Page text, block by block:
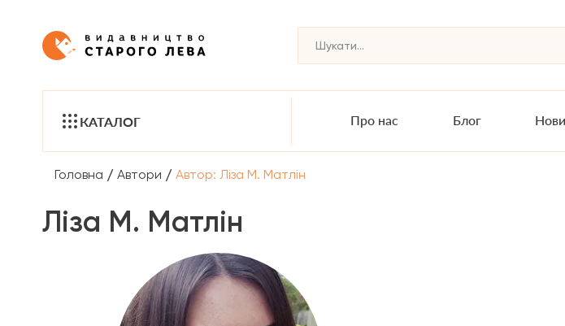
КАТАЛОГ Про нас Блог
Головна / Автори / Автор: Ліза М. Матлін
Ліза М. Матлін